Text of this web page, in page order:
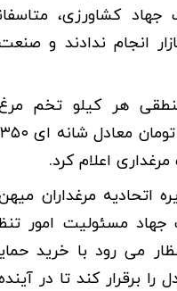
جهاد کشاورزی،
انجام ندادند و
هر کیلو تخم
اعلام کرد.
مرغداران میهن
مسئولیت امور
می رود با خرید
را برقرار کند تا در